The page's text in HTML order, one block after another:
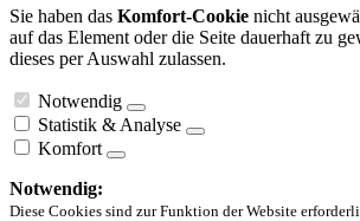
Sie haben das Komfort-Cookie nicht
auf das Element oder die Seite dauerhaft zu
dieses per Auswahl zulassen.
Notwendig
Statistik & Analyse
Komfort
Notwendig:
Diese Cookies sind zur Funktion der Website